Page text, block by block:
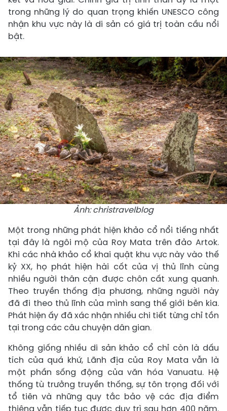
trong những lý do quan trọng khiến UNESCO công
nhận khu vực này là di sản có giá trị toàn cầu nổi
bật.
Ảnh: christravelblog
Một trong những phát hiện khảo cổ nổi tiếng nhất
tại đây là ngôi mộ của Roy Mata trên đảo Artok.
Khi các nhà khảo cổ khai quật khu vực này vào thế
kỷ XX, họ phát hiện hài cốt của vị thủ lĩnh cùng
nhiều người thân cận được chôn cất xung quanh.
Theo truyền thống địa phương, những người này
đã đi theo thủ lĩnh của mình sang thế giới bên kia.
Phát hiện ấy đã xác nhận nhiều chi tiết từng chỉ tồn
tại trong các câu chuyện dân gian.
Không giống nhiều di sản khảo cổ chỉ còn là dấu
tích của quá khứ, Lãnh địa của Roy Mata vẫn là
một phần sống động của văn hóa Vanuatu. Hệ
thống tù trưởng truyền thống, sự tôn trọng đối với
tổ tiên và những quy tắc bảo vệ các địa điểm
thiêng vẫn tiếp tục được duy trì sau hơn 400 năm.